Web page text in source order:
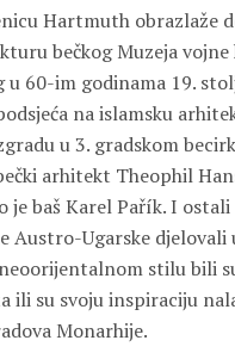
Hartmuth obrazlaže
bečkog Muzeja
u 60-im godinama 19.
na islamsku
u 3. gradskom
arhitekt Theophil
je baš Karel Pařík. I
Austro-Ugarske djelovali
stilu bili
ili su svoju inspiraciju
Monarhije.